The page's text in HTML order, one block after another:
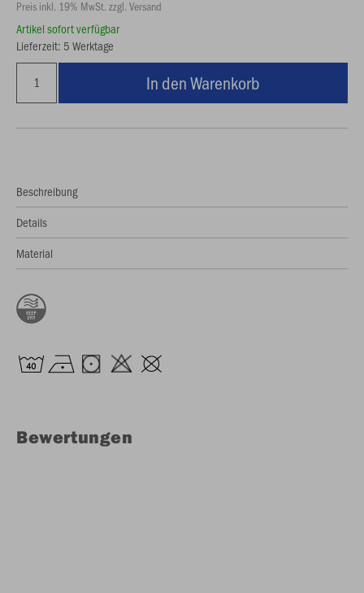
Preis inkl. 19% MwSt. zzgl. Versand
Artikel sofort verfügbar
Lieferzeit: 5 Werktage
In den Warenkorb
Beschreibung
Details
Material
Bewertungen